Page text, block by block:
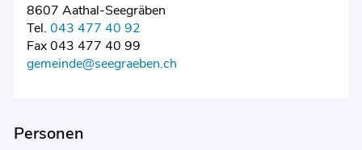
8607 Aathal-Seegräben
Tel. 043 477 40 92
Fax 043 477 40 99
gemeinde@seegraeben.ch
Personen